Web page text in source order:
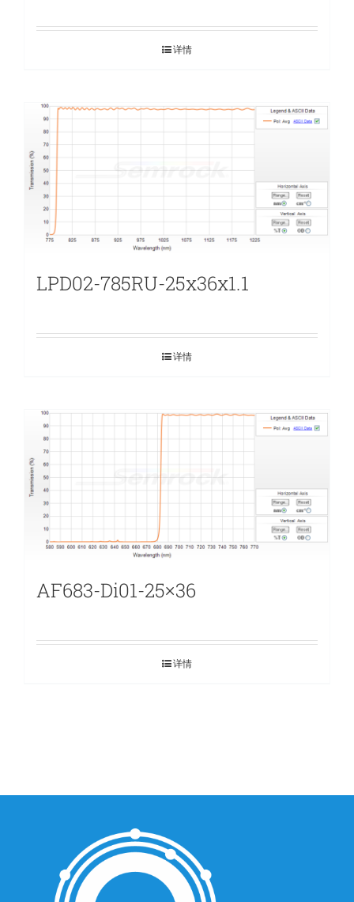
详情
LPD02-785RU-25x36x1.1
详情
AF683-Di01-25×36
详情